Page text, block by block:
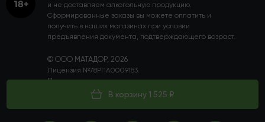
В корзину 1 525 ₽
© ООО МАТАДОР, 2026
Лицензия №78РПА0009183.
Пользовательское соглашение
Политика конфиденциальности
и не доставляем алкогольную продукцию.
Сформированные заказы вы можете оплатить и
получить в наших магазинах при условии
предъявления документа, подтверждающего возраст.